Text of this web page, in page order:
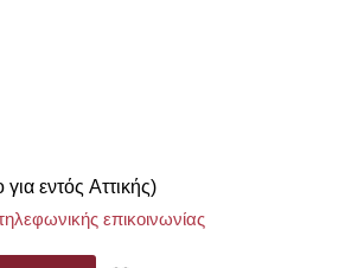
εντός Αττικής)
επικοινωνίας